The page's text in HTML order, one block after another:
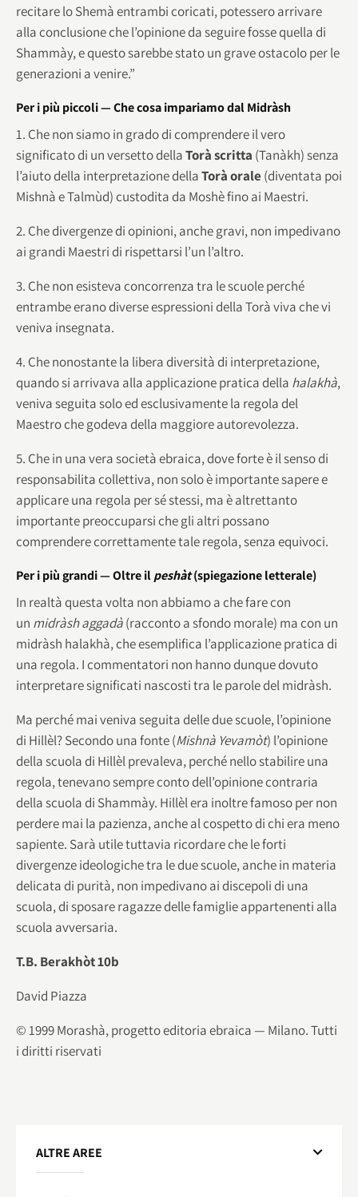
recitare lo Shemà entrambi coricati, potessero arrivare
alla conclusione che l’opinione da seguire fosse quella di
Shammày, e questo sarebbe stato un grave ostacolo per le
generazioni a venire.”
Per i più piccoli — Che cosa impariamo dal Midràsh
1. Che non siamo in grado di comprendere il vero
significato di un versetto dellaToràscritta (Tanàkh) senza
l’aiuto della interpretazione dellaToràorale (diventata poi
Mishnà e Talmùd) custodita da Moshè fino ai Maestri.
2. Che divergenze di opinioni, anche gravi, non impedivano
ai grandi Maestri di rispettarsi l’un l’altro.
3. Che non esisteva concorrenza tra le scuole perché
entrambe erano diverse espressioni della Torà viva che vi
veniva insegnata.
4. Che nonostante la libera diversità di interpretazione,
quando si arrivava alla applicazione pratica della halakhà,
veniva seguita solo ed esclusivamente la regola del
Maestro che godeva della maggiore autorevolezza.
5. Che in una vera società ebraica, dove forte è il senso di
responsabilita collettiva, non solo è importante sapere e
applicare una regola per sé stessi, ma è altrettanto
importante preoccuparsi che gli altri possano
comprendere correttamente tale regola, senza equivoci.
Per i più grandi — Oltre ilpeshàt(spiegazione letterale)
In realtà questa volta non abbiamo a che fare con
un midràsh aggadà(racconto a sfondo morale) ma con un
midràsh halakhà, che esemplifica l’applicazione pratica di
una regola. I commentatori non hanno dunque dovuto
interpretare significati nascosti tra le parole del midràsh.
Ma perché mai veniva seguita delle due scuole, l’opinione
di Hillèl? Secondo una fonte (Mishnà Yevamòt) l’opinione
della scuola di Hillèl prevaleva, perché nello stabilire una
regola, tenevano sempre conto dell’opinione contraria
della scuola di Shammày. Hillèl era inoltre famoso per non
perdere mai la pazienza, anche al cospetto di chi era meno
sapiente. Sarà utile tuttavia ricordare che le forti
divergenze ideologiche tra le due scuole, anche in materia
delicata di purità, non impedivano ai discepoli di una
scuola, di sposare ragazze delle famiglie appartenenti alla
scuola avversaria.
T.B. Berakhòt 10b
David Piazza
© 1999 Morashà, progetto editoria ebraica — Milano. Tutti
i diritti riservati
ALTRE AREE